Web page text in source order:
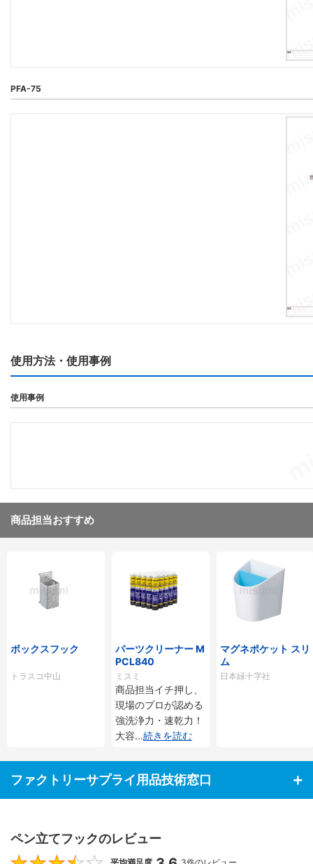
PFA-75
使用方法・使用事例
使用事例
商品担当おすすめ
ボックスフック
トラスコ中山
パーツクリーナー M
PCL840
ミスミ
商品担当イチ押し、
現場のプロが認める
強洗浄力・速乾力！
大容...続きを読む
マグネポケット スリ
ム
日本緑十字社
ファクトリーサプライ用品技術窓口
ペン立てフックのレビュー